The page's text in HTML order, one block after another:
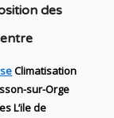
des
Climatisation
sur-Orge
L’ile de